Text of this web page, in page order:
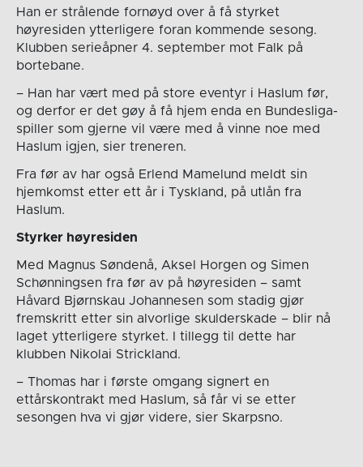
Han er strålende fornøyd over å få styrket
høyresiden ytterligere foran kommende sesong.
Klubben serieåpner 4. september mot Falk på
bortebane.
– Han har vært med på store eventyr i Haslum før,
og derfor er det gøy å få hjem enda en Bundesliga-
spiller som gjerne vil være med å vinne noe med
Haslum igjen, sier treneren.
Fra før av har også Erlend Mamelund meldt sin
hjemkomst etter ett år i Tyskland, på utlån fra
Haslum.
Styrker høyresiden
Med Magnus Søndenå, Aksel Horgen og Simen
Schønningsen fra før av på høyresiden – samt
Håvard Bjørnskau Johannesen som stadig gjør
fremskritt etter sin alvorlige skulderskade – blir nå
laget ytterligere styrket. I tillegg til dette har
klubben Nikolai Strickland.
– Thomas har i første omgang signert en
ettårskontrakt med Haslum, så får vi se etter
sesongen hva vi gjør videre, sier Skarpsno.